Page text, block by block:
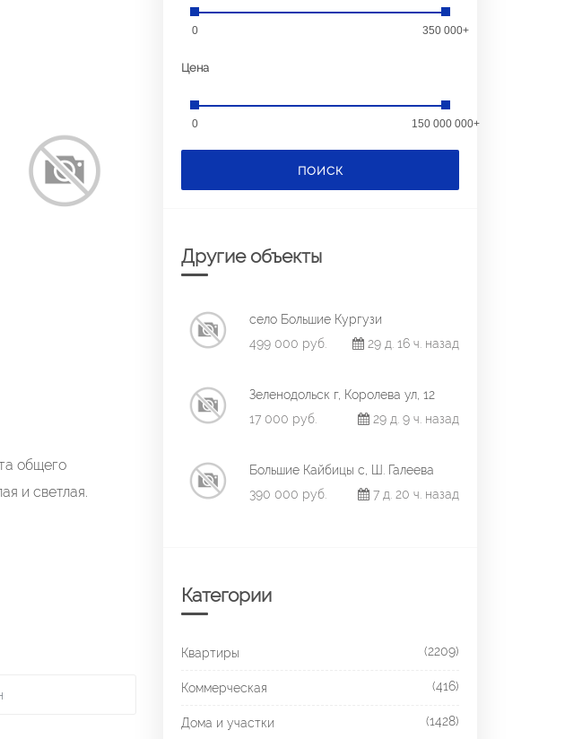
общего
и светлая.
0 350 000+
Цена
0 150 000 000+
ПОИСК
Другие объекты
село Большие Кургузи
499 000 руб.
29 д. 16 ч. назад
Зеленодольск г, Королева ул, 12
17 000 руб.
29 д. 9 ч. назад
Большие Кайбицы с, Ш. Галеева
390 000 руб.
7 д. 20 ч. назад
Категории
Квартиры (2209)
Коммерческая (416)
Дома и участки (1428)